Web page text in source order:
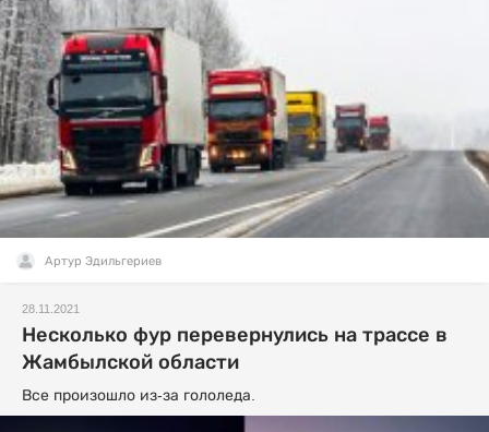
Артур Эдильгериев
28.11.2021
Несколько фур перевернулись на трассе в
Жамбылской области
Все произошло из-за гололеда.